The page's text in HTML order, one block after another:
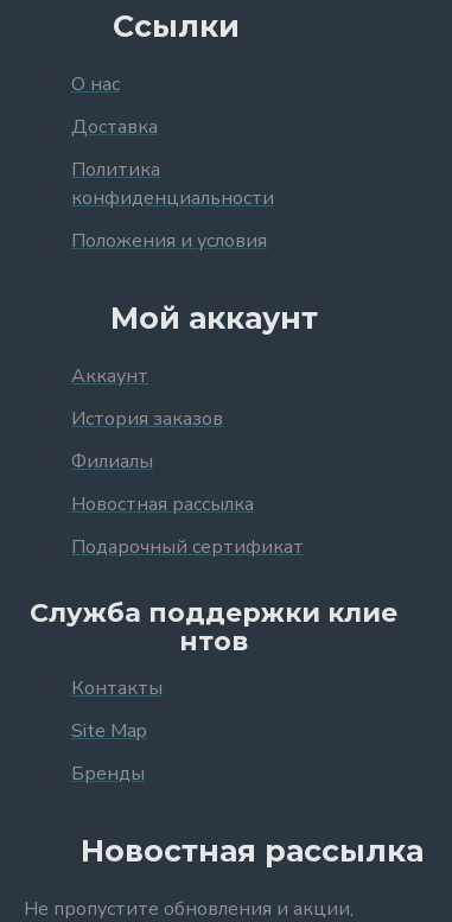
Ссылки
О нас
Доставка
Политика
конфиденциальности
Положения и условия
Мой аккаунт
Аккаунт
История заказов
Филиалы
Новостная рассылка
Подарочный сертификат
Служба поддержки клие
нтов
Контакты
Site Map
Бренды
Новостная рассылка
Не пропустите обновления и акции,